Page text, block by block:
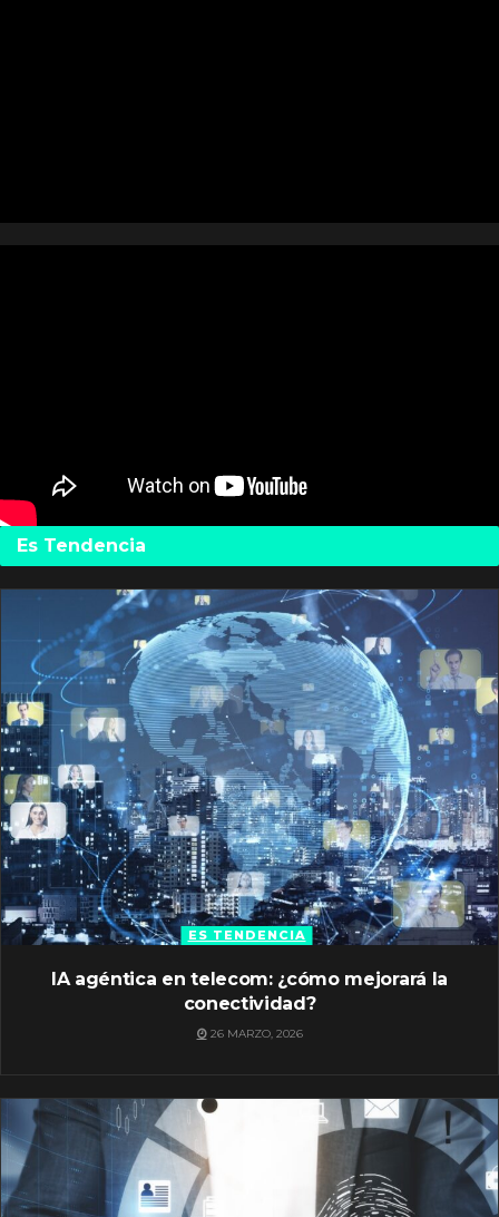
Es Tendencia
ES TENDENCIA
IA agéntica en telecom: ¿cómo mejorará la
conectividad?
26 MARZO, 2026